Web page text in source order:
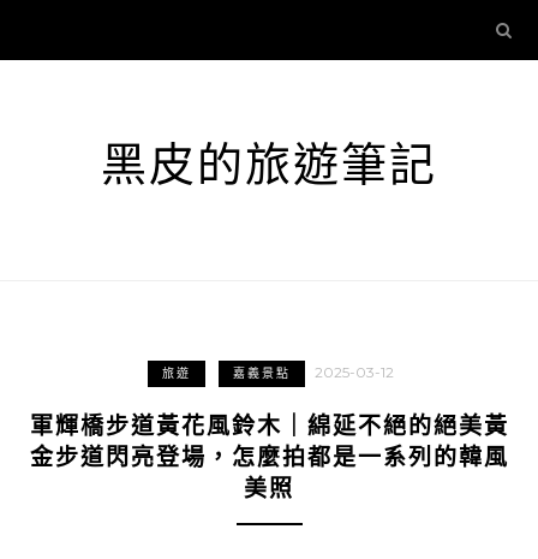
黑皮的旅遊筆記
旅遊 嘉義景點 2025-03-12
軍輝橋步道黃花風鈴木｜綿延不絕的絕美黃
金步道閃亮登場，怎麼拍都是一系列的韓風
美照